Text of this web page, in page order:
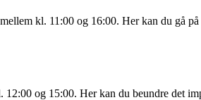
kl. 11:00 og 16:00. Her kan du gå
og 15:00. Her kan du beundre det